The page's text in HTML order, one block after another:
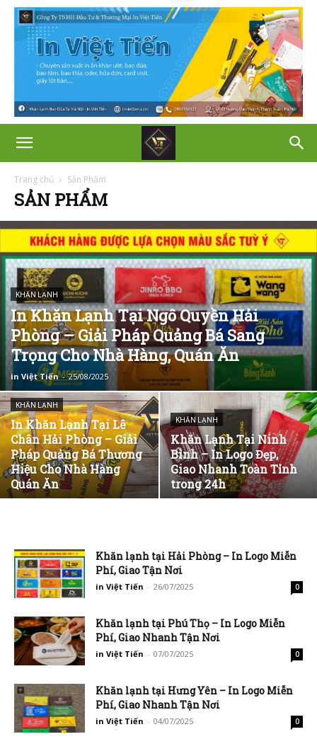
Trang chủ Sản Phẩm
SẢN PHẨM
KHĂN LẠNH
In Khăn Lạnh Tại Ngô Quyền Hải
Phòng – Giải Pháp Quảng Bá Sang
Trọng Cho Nhà Hàng, Quán Ăn
in Việt Tiến - 25/08/2025
KHĂN LẠNH
In Khăn Lạnh Tại Lê
Chân Hải Phòng – Giải
Pháp Quảng Bá Thương
Hiệu Cho Nhà Hàng
Quán Ăn
KHĂN LẠNH
Khăn Lạnh Tại Ninh
Bình – In Logo Đẹp,
Giao Nhanh Toàn Tỉnh
trong 24h
Khăn lạnh tại Hải Phòng – In Logo Miễn
Phí, Giao Tận Nơi
in Việt Tiến - 26/07/2025 0
Khăn lạnh tại Phú Thọ – In Logo Miễn
Phí, Giao Nhanh Tận Nơi
in Việt Tiến - 07/07/2025 0
Khăn lạnh tại Hưng Yên – In Logo Miễn
Phí, Giao Nhanh Tận Nơi
in Việt Tiến - 04/07/2025 0